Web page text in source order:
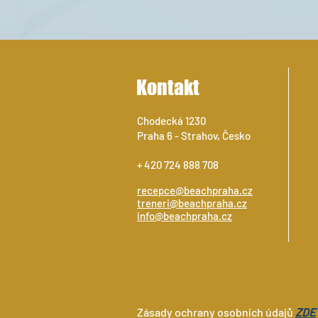
Kontakt
Chodecká 1230
Praha 6 - Strahov, Česko
+ 420 724 888 708
recepce@beachpraha.cz
treneri@beachpraha.cz
info@beachpraha.cz
Zásady ochrany osobních údajů ZDE